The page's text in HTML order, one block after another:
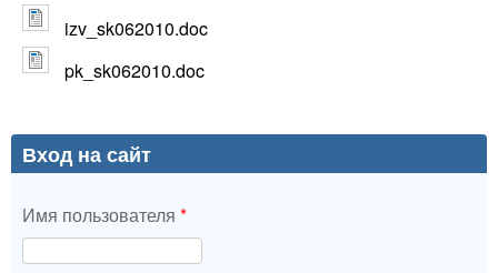
izv_sk062010.doc
pk_sk062010.doc
Вход на сайт
Имя пользователя *